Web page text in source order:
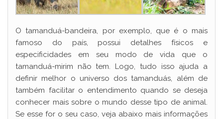
O tamanduá-bandeira, por exemplo, que é o mais
famoso do país, possui detalhes físicos e
especificidades em seu modo de vida que o
tamanduá-mirim não tem. Logo, tudo isso ajuda a
definir melhor o universo dos tamanduás, além de
também facilitar o entendimento quando se deseja
conhecer mais sobre o mundo desse tipo de animal.
Se esse for o seu caso, veja abaixo mais informações